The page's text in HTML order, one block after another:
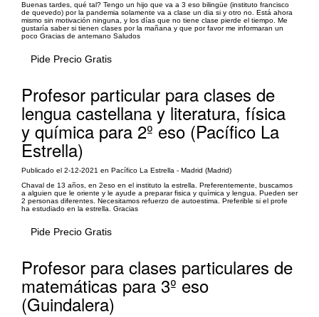
Buenas tardes, qué tal? Tengo un hijo que va a 3 eso bilingüe (instituto francisco
de quevedo) por la pandemia solamente va a clase un dia si y otro no. Está ahora
mismo sin motivación ninguna, y los días que no tiene clase pierde el tiempo. Me
gustaría saber si tienen clases por la mañana y que por favor me informaran un
poco Gracias de antemano Saludos
Pide Precio Gratis
Profesor particular para clases de
lengua castellana y literatura, física
y química para 2º eso (Pacífico La
Estrella)
Publicado el 2-12-2021 en Pacífico La Estrella - Madrid (Madrid)
Chaval de 13 años, en 2eso en el instituto la estrella. Preferentemente, buscamos
a alguien que le oriente y le ayude a preparar fisica y química y lengua. Pueden ser
2 personas diferentes. Necesitamos refuerzo de autoestima. Preferible si el profe
ha estudiado en la estrella. Gracias
Pide Precio Gratis
Profesor para clases particulares de
matemáticas para 3º eso
(Guindalera)